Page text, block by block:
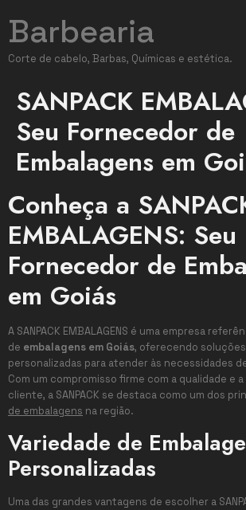
Barbearia
Corte de cabelo, Barbas, Químicas e estética.
SANPACK
Seu Fornecedor de
Embalagens em
Conheça a
EMBALAGENS: Seu
Fornecedor de
em Goiás
A SANPACK EMBALAGENS é uma empresa
de embalagens em Goiás, oferecendo
personalizadas para atender às necessidades
Com um compromisso firme com a qualidade e
cliente, a SANPACK se destaca como um dos
de embalagens na região.
Variedade de
Personalizadas
Uma das grandes vantagens de escolher a